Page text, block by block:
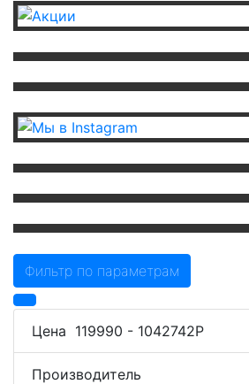
Фильтр по параметрам
Цена 119990 - 1042742Р
Производитель